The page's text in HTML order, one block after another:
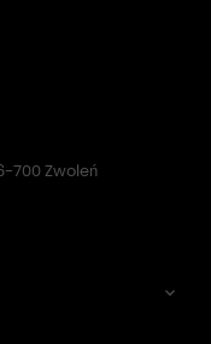
700 Zwoleń
